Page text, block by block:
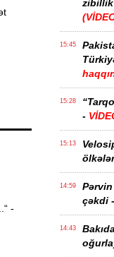
-
15:45
15:28
-
15:13
14:59
çəkdi -
14:43